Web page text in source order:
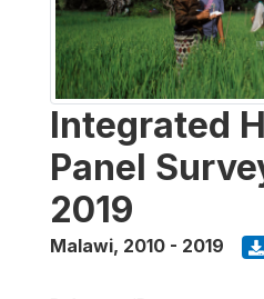
Integrated
Panel
2019
Malawi, 2010 - 2019